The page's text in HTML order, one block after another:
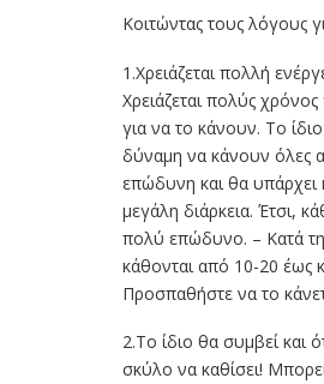
Κοιτώντας τους λόγους
1.Χρειάζεται πολλή
Χρειάζεται πολύς
για να το κάνουν. Το
δύναμη να κάνουν όλες
επώδυνη και θα υπάρχει
μεγάλη διάρκεια. Έτσι,
πολύ επώδυνο. – Κατά τη
κάθονται από 10-20 έως
Προσπαθήστε να το
2.Το ίδιο θα συμβεί και
σκύλο να καθίσει!